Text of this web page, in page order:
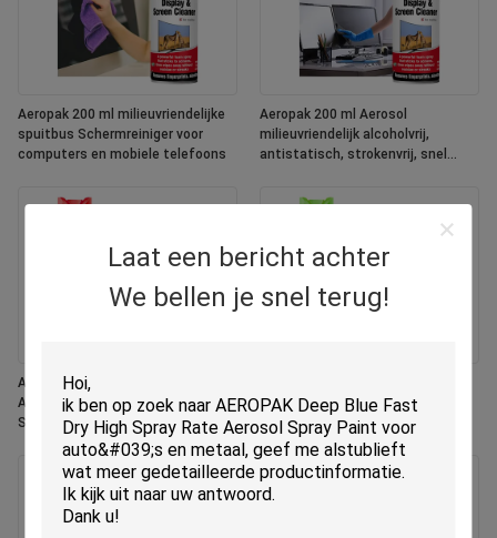
Laat een bericht achter
We bellen je snel terug!
Aeropak 200 ml milieuvriendelijke
spuitbus Schermreiniger voor
computers en mobiele telefoons
Aeropak 200 ml Aerosol
milieuvriendelijk alcoholvrij,
antistatisch, strokenvrij, snel
maat gemaakte kleuren scherm
Aeropak 330ml Eco-vriendelijk
Aerosol Rose Scent Air Freshener
Spray voor thuis en auto binnen
gebruik Langdurig
geur Gebruik Effectieve
geurverwijder Langdurig
milieuvriendelijk Huisdier-veilig
Kind-veilig Luchtverfrisser